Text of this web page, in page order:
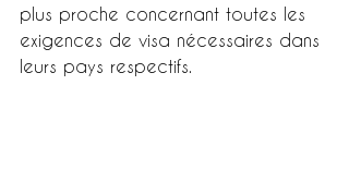
plus proche concernant toutes les
exigences de visa nécessaires dans
leurs pays respectifs.